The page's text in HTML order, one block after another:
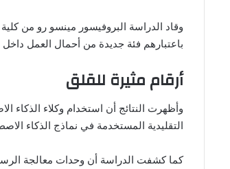
باعتبارهم فئة جديدة من أحمال العمل داخل
أرقام مثيرة للقلق
التقليدية المستخدمة في نماذج الذكاء